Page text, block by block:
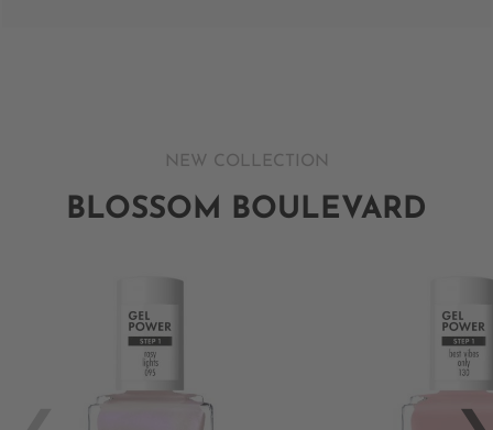
NEW COLLECTION
BLOSSOM BOULEVARD